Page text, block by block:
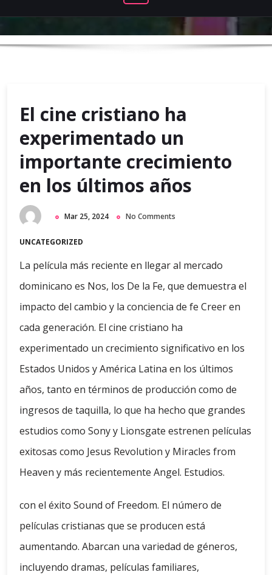
El cine cristiano ha
experimentado un
importante crecimiento
en los últimos años
Mar 25, 2024 No Comments
UNCATEGORIZED
La película más reciente en llegar al mercado
dominicano es Nos, los De la Fe, que demuestra el
impacto del cambio y la conciencia de fe Creer en
cada generación. El cine cristiano ha
experimentado un crecimiento significativo en los
Estados Unidos y América Latina en los últimos
años, tanto en términos de producción como de
ingresos de taquilla, lo que ha hecho que grandes
estudios como Sony y Lionsgate estrenen películas
exitosas como Jesus Revolution y Miracles from
Heaven y más recientemente Angel. Estudios.
con el éxito Sound of Freedom. El número de
películas cristianas que se producen está
aumentando. Abarcan una variedad de géneros,
incluyendo dramas, películas familiares,